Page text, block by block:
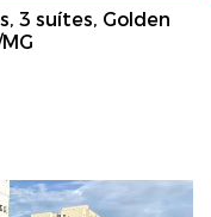
3 suítes, Golden